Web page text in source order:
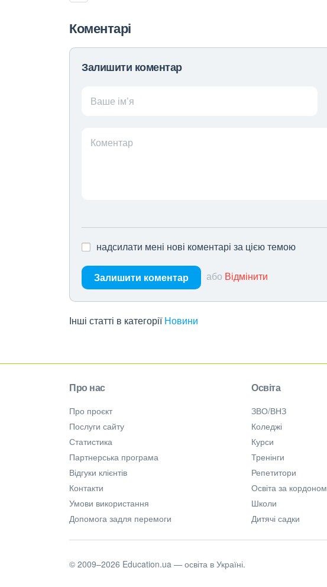
Коментарі
Залишити коментар
Ваше ім’я
Коментар
надсилати мені нові коментарі за цією темою
Залишити коментар або Відмінити
Інші статті в категорії Новини
Про нас
Про проєкт
Послуги сайту
Статистика
Партнерська програма
Відгуки клієнтів
Контакти
Умови використання
Допомога задля перемоги
Освіта
ЗВО/ВНЗ
Коледжі
Курси
Тренінги
Репетитори
Освіта за кордоном
Школи
Дитячі садки
© 2009–2026 Education.ua — освіта в Україні.